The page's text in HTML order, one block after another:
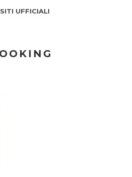
SITI UFFICIALI